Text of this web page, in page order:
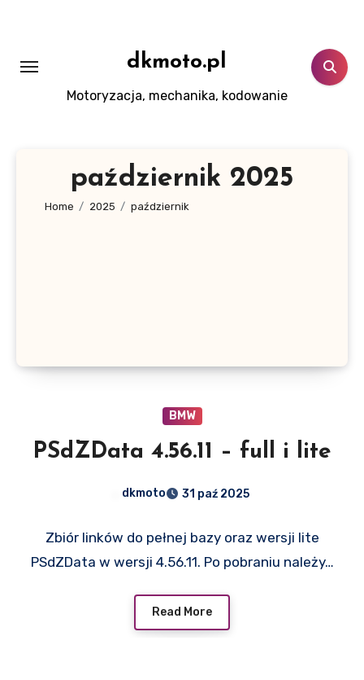
dkmoto.pl
Motoryzacja, mechanika, kodowanie
październik 2025
Home 2025 październik
BMW
PSdZData 4.56.11 – full i lite
dkmoto 31 paź 2025
Zbiór linków do pełnej bazy oraz wersji lite
PSdZData w wersji 4.56.11. Po pobraniu należy…
Read More